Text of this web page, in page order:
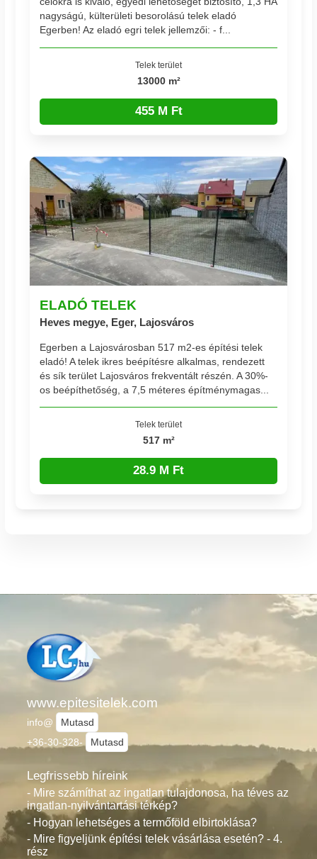
nagyságú, külterületi besorolású telek eladó
Egerben! Az eladó egri telek jellemzői: - f...
Telek terület
13000 m²
455 M Ft
ELADÓ TELEK
Heves megye, Eger, Lajosváros
Egerben a Lajosvárosban 517 m2-es építési telek
eladó! A telek ikres beépítésre alkalmas, rendezett
és sík terület Lajosváros frekventált részén. A 30%-
os beépíthetőség, a 7,5 méteres építménymagas...
Telek terület
517 m²
28.9 M Ft
www.epitesitelek.com
info@
Mutasd
+36-30-328-
Mutasd
Legfrissebb híreink
- Mire számíthat az ingatlan tulajdonosa, ha téves az
ingatlan-nyilvántartási térkép?
- Hogyan lehetséges a termőföld elbirtoklása?
- Mire figyeljünk építési telek vásárlása esetén? - 4.
rész